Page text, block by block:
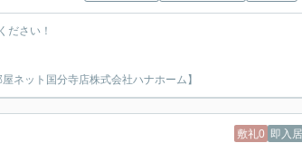
ださい！
ネット国分寺店株式会社ハナホーム】
敷礼0 即入